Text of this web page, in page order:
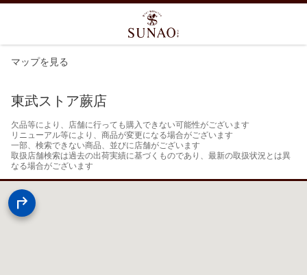
マップを見る
東武ストア蕨店
欠品等により、店舗に行っても購入できない可能性がございます
リニューアル等により、商品が変更になる場合がございます
一部、検索できない商品、並びに店舗がございます
取扱店舗検索は過去の出荷実績に基づくものであり、最新の取扱状況とは異
なる場合がございます